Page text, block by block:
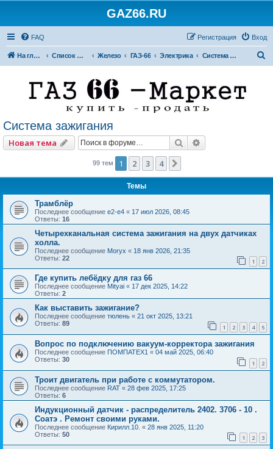
GAZ66.RU
FAQ Вход
Регистрация
На главную Список форумов Железо ГАЗ-66 Электрика Система зажигания
Система зажигания
Новая тема Поиск
99 тем 1 2 3 4
Темы
Трамблёр
Последнее сообщение e2-e4 « 17 июл 2026, 08:45
Ответы: 16
Четырехканальная система зажигания на двух датчиках
холла.
Последнее сообщение Moryx « 18 янв 2026, 21:35
Ответы: 22 1 2
Где купить лебёдку для газ 66
Последнее сообщение Mityai « 17 дек 2025, 14:22
Ответы: 2
Как выставить зажигание?
Последнее сообщение тюлень « 21 окт 2025, 13:21
Ответы: 89 1 2 3 4 5
Вопрос по подключению вакуум-корректора зажигания
Последнее сообщение ПОМПАТЕХ1 « 04 май 2025, 06:40
Ответы: 30 1 2
Троит двигатель при работе с коммутатором.
Последнее сообщение RAT « 28 фев 2025, 17:25
Ответы: 6
Индукционный датчик - распределитель 2402. 3706 - 10 .
Соатэ . Ремонт своими руками.
Последнее сообщение Кирилл.10. « 28 янв 2025, 11:20
Ответы: 50 1 2 3